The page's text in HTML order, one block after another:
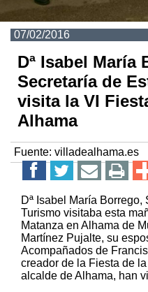
07/02/2016
Dª Isabel María
Secretaría de
visita la VI
Alhama
Fuente: villadealhama.es
Dª Isabel María
Turismo visitaba esta
Matanza en Alhama de
Martínez Pujalte, su
Acompañados de
creador de la Fiesta de
alcalde de Alhama, han